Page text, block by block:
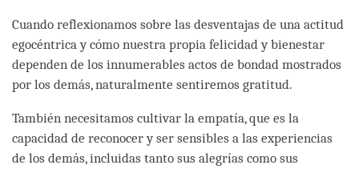
Cuando reflexionamos sobre las desventajas de una actitud
egocéntrica y cómo nuestra propia felicidad y bienestar
dependen de los innumerables actos de bondad mostrados
por los demás, naturalmente sentiremos gratitud.
También necesitamos cultivar la empatía, que es la
capacidad de reconocer y ser sensibles a las experiencias
de los demás, incluidas tanto sus alegrías como sus